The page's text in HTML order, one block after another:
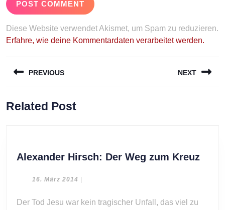
Diese Website verwendet Akismet, um Spam zu reduzieren.
Erfahre, wie deine Kommentardaten verarbeitet werden.
PREVIOUS
post:
NEXT
Related Post
Alexander Hirsch: Der Weg zum Kreuz
16. März 2014 16.
|
Der Tod Jesu war kein tragischer Unfall, das viel zu